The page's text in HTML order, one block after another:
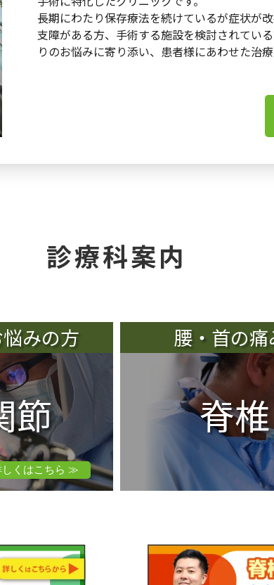
長期にわたり保存療法を続けているが症状が
支障がある方、手術する施設を検討されてい
りのお悩みに寄り添い、患者様にあわせた治
診療科案内
節
みの方
しくはこちら ≫
脊
腰・首の